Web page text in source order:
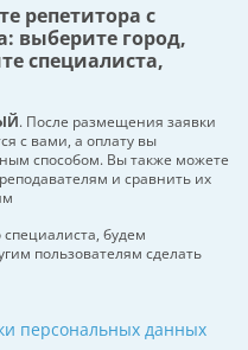
репетитора с
выберите город,
специалиста,
. После размещения заявки
с вами, а оплату вы
способом. Вы также можете
и сравнить их
будем
пользователям сделать
персональных данных